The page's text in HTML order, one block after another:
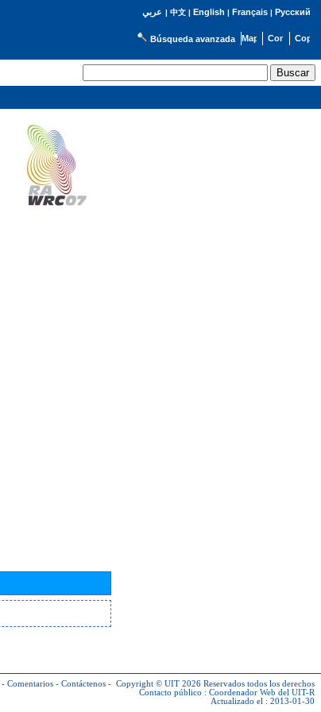
عربي | 中文| English | Français| Русский
Búsqueda avanzada
- Comentarios - Contáctenos - Copyright © UIT 2026 Reservados todos los derechos
Contacto público : Coordenador Web del UIT-R
Actualizado el : 2013-01-30